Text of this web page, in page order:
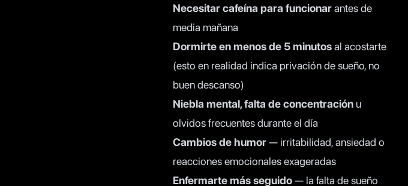
Necesitar cafeína para funcionarantes de
media mañana
Dormirte en menos de 5 minutosal acostarte
(esto en realidad indica privación de sueño, no
buen descanso)
Niebla mental, falta de concentración u
olvidos frecuentes durante el día
Cambios de humor— irritabilidad, ansiedad o
reacciones emocionales exageradas
Enfermarte más seguido— la falta de sueño